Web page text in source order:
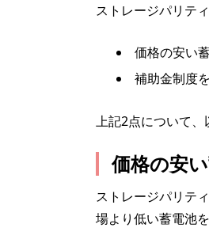
ストレージパリテ
価格の安い
補助金制度
上記2点について、
価格の安
ストレージパリテ
場より低い蓄電池